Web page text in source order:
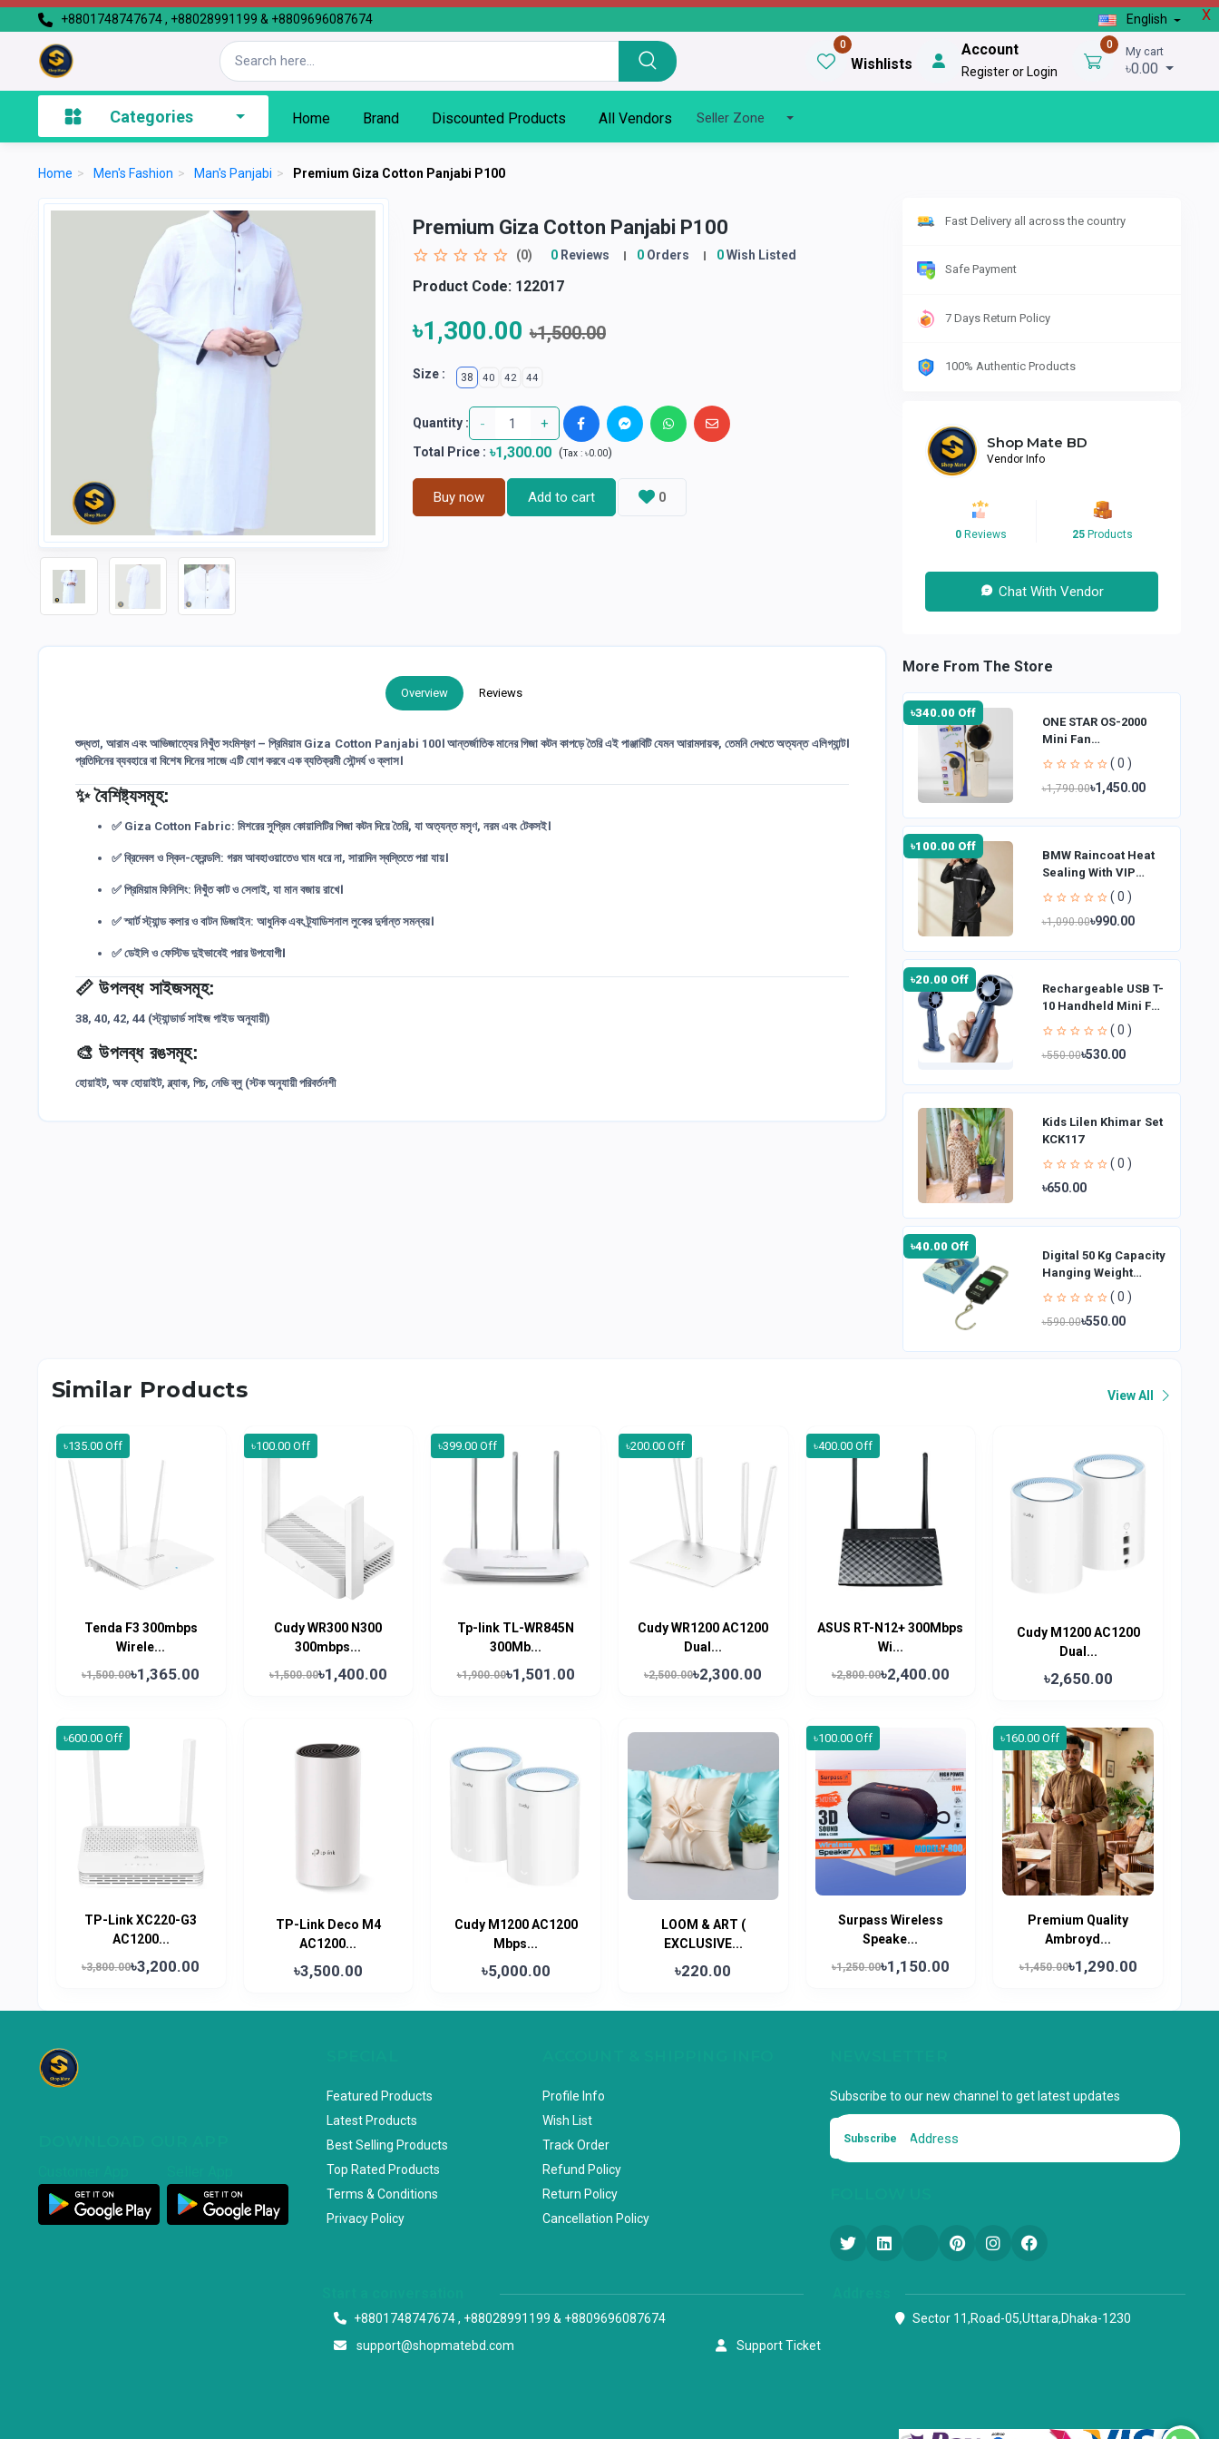
X
+8801748747674 , +88028991199 & +8809696087674 English
0
Wishlists
Account
Register or Login
0 My cart
৳0.00
Categories Home Brand Discounted Products All Vendors Seller Zone
Home > Men's Fashion > Man's Panjabi > Premium Giza Cotton Panjabi P100
Premium Giza Cotton Panjabi P100
(0) 0Reviews 0Orders 0Wish Listed
Product Code:122017
৳1,300.00৳1,500.00
Size : 38 40 42 44
Quantity : - +
Total Price: ৳1,300.00 (Tax : ৳0.00)
Buy now Add to cart 0
Overview Reviews
শুদ্ধতা, আরাম এবং আভিজাত্যের নিখুঁত সংমিশ্রণ –প্রিমিয়াম Giza Cotton Panjabi 100। আন্তর্জাতিক মানেরগিজা কটনকাপড়ে তৈরি এই পাঞ্জাবিটি যেমন আরামদায়ক, তেমনি দেখতে অত্যন্ত এলিগ্যান্ট।
প্রতিদিনের ব্যবহারে বা বিশেষ দিনের সাজে এটি যোগ করবে এক ব্যতিক্রমী সৌন্দর্য ও ক্লাস।
✨বৈশিষ্ট্যসমূহ:
✅ Giza Cotton Fabric: মিশরের সুপ্রিম কোয়ালিটির গিজা কটন দিয়ে তৈরি, যা অত্যন্ত মসৃণ, নরম এবং টেকসই।
✅ ব্রিদেবল ও স্কিন-ফ্রেন্ডলি: গরম আবহাওয়াতেও ঘাম ধরে না, সারাদিন স্বস্তিতে পরা যায়।
✅ প্রিমিয়াম ফিনিশিং: নিখুঁত কাট ও সেলাই, যা মান বজায় রাখে।
✅স্মার্ট স্ট্যান্ড কলার ও বাটন ডিজাইন: আধুনিক এবং ট্র্যাডিশনাল লুকের দুর্দান্ত সমন্বয়।
✅ ডেইলি ও ফেস্টিভ দুইভাবেই পরার উপযোগী।
📏উপলব্ধ সাইজসমূহ:
38, 40, 42, 44 (স্ট্যান্ডার্ড সাইজ গাইড অনুযায়ী)
🎨উপলব্ধ রঙসমূহ:
হোয়াইট, অফ হোয়াইট, ব্ল্যাক, পিচ, নেভি ব্লু (স্টক অনুযায়ী পরিবর্তনশী
Fast Delivery all across the country
Safe Payment
7 Days Return Policy
100% Authentic Products
Shop Mate BD
Vendor Info
0Reviews 25Products
Chat With Vendor
More From The Store
৳340.00 Off
ONE STAR OS-2000
Mini Fan
Rechargeable Hand
( 0 )
৳1,790.00৳1,450.00
৳100.00 Off
BMW Raincoat Heat
Sealing With VIP
Fabrics for Bikers
( 0 )
৳1,090.00৳990.00
৳20.00 Off
Rechargeable USB T-
10 Handheld Mini Fan
| 3 Speed
( 0 )
৳550.00৳530.00
Kids Lilen Khimar Set
KCK117
( 0 )
৳650.00
৳40.00 Off
Digital 50 Kg Capacity
Hanging Weight
Scale
( 0 )
৳590.00৳550.00
Similar Products View All
৳135.00 Off
Tenda F3 300mbps
Wirele...
৳1,500.00৳1,365.00
৳100.00 Off
Cudy WR300 N300
300mbps...
৳1,500.00৳1,400.00
৳399.00 Off
Tp-link TL-WR845N
300Mb...
৳1,900.00৳1,501.00
৳200.00 Off
Cudy WR1200 AC1200
Dual...
৳2,500.00৳2,300.00
৳400.00 Off
ASUS RT-N12+ 300Mbps
Wi...
৳2,800.00৳2,400.00
Cudy M1200 AC1200
Dual...
৳2,650.00
৳600.00 Off
TP-Link XC220-G3
AC1200...
৳3,800.00৳3,200.00
TP-Link Deco M4
AC1200...
৳3,500.00
Cudy M1200 AC1200
Mbps...
৳5,000.00
LOOM & ART (
EXCLUSIVE...
৳220.00
৳100.00 Off
Surpass Wireless
Speake...
৳1,250.00৳1,150.00
৳160.00 Off
Premium Quality
Ambroyd...
৳1,450.00৳1,290.00
Featured Products
Latest Products
Best Selling Products
Top Rated Products
Terms & Conditions
Privacy Policy
Profile Info
Wish List
Track Order
Refund Policy
Return Policy
Cancellation Policy
Subscribe to our new channel to get latest updates
Subscribe
+8801748747674 , +88028991199 & +8809696087674
support@shopmatebd.com
Support Ticket
Sector 11,Road-05,Uttara,Dhaka-1230